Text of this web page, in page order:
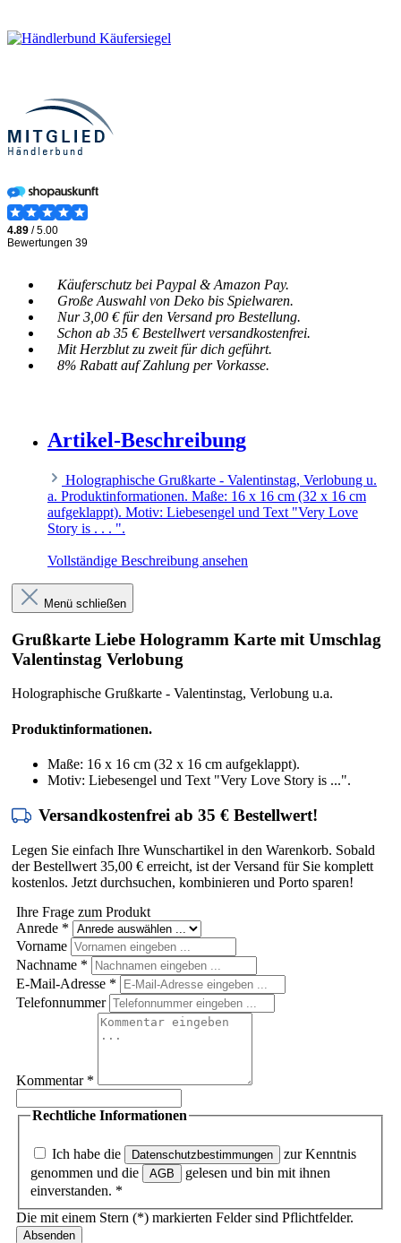
Käuferschutz bei Paypal & Amazon Pay.
Große Auswahl von Deko bis Spielwaren.
Nur 3,00 € für den Versand pro Bestellung.
Schon ab 35 € Bestellwert versandkostenfrei.
Mit Herzblut zu zweit für dich geführt.
8% Rabatt auf Zahlung per Vorkasse.
Artikel-Beschreibung
Holographische Grußkarte - Valentinstag, Verlobung u.
a. Produktinformationen. Maße: 16 x 16 cm (32 x 16 cm
aufgeklappt). Motiv: Liebesengel und Text "Very Love
Story is . . . ".
Vollständige Beschreibung ansehen
Menü schließen
Grußkarte Liebe Hologramm Karte mit Umschlag
Valentinstag Verlobung
Holographische Grußkarte - Valentinstag, Verlobung u.a.
Produktinformationen.
Maße: 16 x 16 cm (32 x 16 cm aufgeklappt).
Motiv: Liebesengel und Text "Very Love Story is ...".
Versandkostenfrei ab 35 € Bestellwert!
Legen Sie einfach Ihre Wunschartikel in den Warenkorb. Sobald
der Bestellwert 35,00 € erreicht, ist der Versand für Sie komplett
kostenlos. Jetzt durchsuchen, kombinieren und Porto sparen!
Ihre Frage zum Produkt
Anrede *
Vorname
Nachname *
E-Mail-Adresse *
Telefonnummer
Kommentar *
Rechtliche Informationen
Ich habe die Datenschutzbestimmungen
zur Kenntnis
genommen und die
AGB
gelesen und bin mit ihnen
einverstanden. *
Die mit einem Stern (*) markierten Felder sind Pflichtfelder.
Absenden